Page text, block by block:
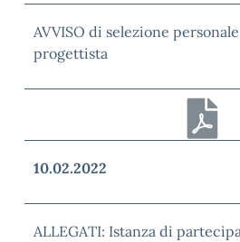
AVVISO di selezione
progettista
10.02.2022
ALLEGATI: Istanza di